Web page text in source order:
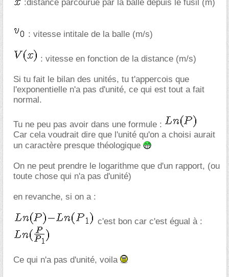
:distance parcourue par la balle depuis le fusil (m)
: vitesse intitale de la balle (m/s)
: vitesse en fonction de la distance (m/s)
Si tu fait le bilan des unités, tu t'appercois que
l'exponentielle n'a pas d'unité, ce qui est tout a fait
normal.
Tu ne peu pas avoir dans une formule :
Car cela voudrait dire que l'unité qu'on a choisi aurait
un caractère presque théologique
On ne peut prendre le logarithme que d'un rapport, (ou
toute chose qui n'a pas d'unité)
en revanche, si on a :
c'est bon car c'est égual à :
Ce qui n'a pas d'unité, voila